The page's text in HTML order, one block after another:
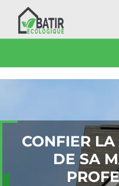
CONFIER
DE SA